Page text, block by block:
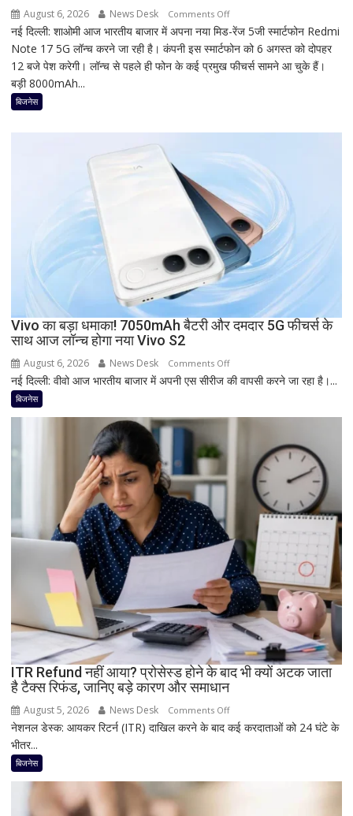
August 6, 2026 News Desk Comments Offon
Redmi
का
नया
देगा
दस्तक!
8000mAh
7-
इंच
डिस्प्ले
और
Snapdragon
प्रोसेसर
मचेगी
नई दिल्ली: शाओमी आज भारतीय बाजार में अपना नया मिड-रेंज 5जी स्मार्टफोन Redmi
Note 17 5G लॉन्च करने जा रही है। कंपनी इस स्मार्टफोन को 6 अगस्त को दोपहर
12 बजे पेश करेगी। लॉन्च से पहले ही फोन के कई प्रमुख फीचर्स सामने आ चुके हैं।
बड़ी 8000mAh...
बिजनेस
Vivo का बड़ा धमाका! 7050mAh बैटरी और दमदार 5G फीचर्स के
साथ आज लॉन्च होगा नया Vivo S2
August 6, 2026 News Desk Comments Offon
Vivo
7050mAh
फीचर्स
के
साथ
आज
लॉन्च
होगा
Vivo
S2
नई दिल्ली: वीवो आज भारतीय बाजार में अपनी एस सीरीज की वापसी करने जा रहा है।...
बिजनेस
ITR Refund नहीं आया? प्रोसेस्ड होने के बाद भी क्यों अटक जाता
है टैक्स रिफंड, जानिए बड़े कारण और समाधान
August 5, 2026 News Desk Comments Offon
ITR
नेशनल डेस्क: आयकर रिटर्न (ITR) दाखिल करने के बाद कई करदाताओं को 24 घंटे के
भीतर...
बिजनेस